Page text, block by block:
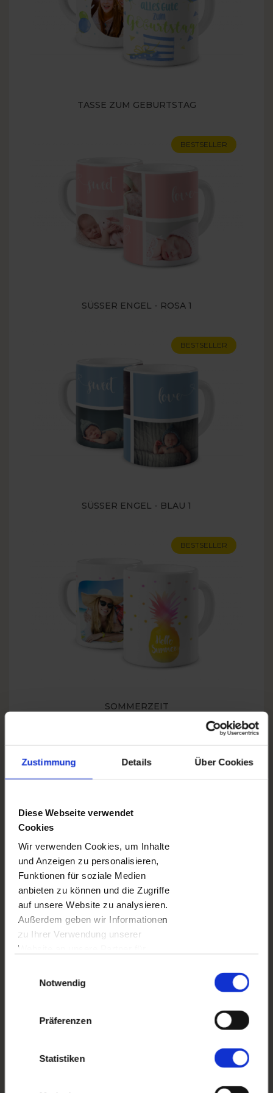
Zustimmung Details Über Cookies
Diese Webseite verwendet
Cookies
Wir verwenden Cookies, um Inhalte
und Anzeigen zu personalisieren,
Funktionen für soziale Medien
anbieten zu können und die Zugriffe
auf unsere Website zu analysieren.
Außerdem geben wir Informationen
zu Ihrer Verwendung unserer
Website an unsere Partner für
Analysen weiter. Unsere Partner
zusammen, die Sie ihnen
Notwendig
Präferenzen
Statistiken
TASSE ZUM GEBURTSTAG
SÜSSER ENGEL - ROSA 1
BESTSELLER
SÜSSER ENGEL - BLAU 1
BESTSELLER
SOMMERZEIT
BESTSELLER
FOTOTASSE MIT HUNDEN